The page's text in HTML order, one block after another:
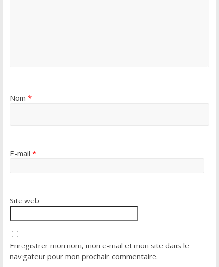
Nom *
E-mail *
Site web
Enregistrer mon nom, mon e-mail et mon site dans le
navigateur pour mon prochain commentaire.